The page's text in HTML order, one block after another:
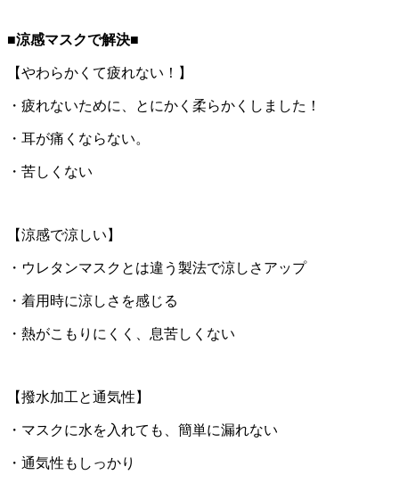
■涼感マスクで解決■
【やわらかくて疲れない！】
・疲れないために、とにかく柔らかくしました！
・耳が痛くならない。
・苦しくない
【涼感で涼しい】
・ウレタンマスクとは違う製法で涼しさアップ
・着用時に涼しさを感じる
・熱がこもりにくく、息苦しくない
【撥水加工と通気性】
・マスクに水を入れても、簡単に漏れない
・通気性もしっかり